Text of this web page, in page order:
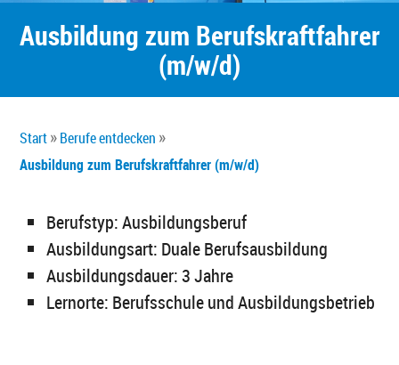
Ausbildung zum Berufskraftfahrer
(m/w/d)
Start
Berufe entdecken
Ausbildung zum Berufskraftfahrer (m/w/d)
Berufstyp: Ausbildungsberuf
Ausbildungsart: Duale Berufsausbildung
Ausbildungsdauer: 3 Jahre
Lernorte: Berufsschule und Ausbildungsbetrieb